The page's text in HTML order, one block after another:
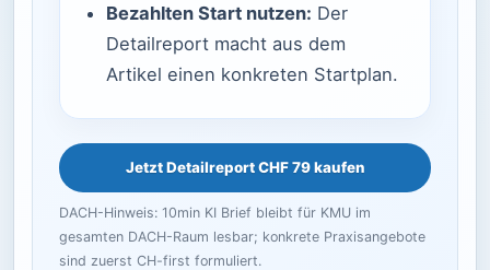
Bezahlten Start nutzen: Der
Detailreport macht aus dem
Artikel einen konkreten Startplan.
Jetzt Detailreport CHF 79 kaufen
DACH-Hinweis: 10min KI Brief bleibt für KMU im
gesamten DACH-Raum lesbar; konkrete Praxisangebote
sind zuerst CH-first formuliert.